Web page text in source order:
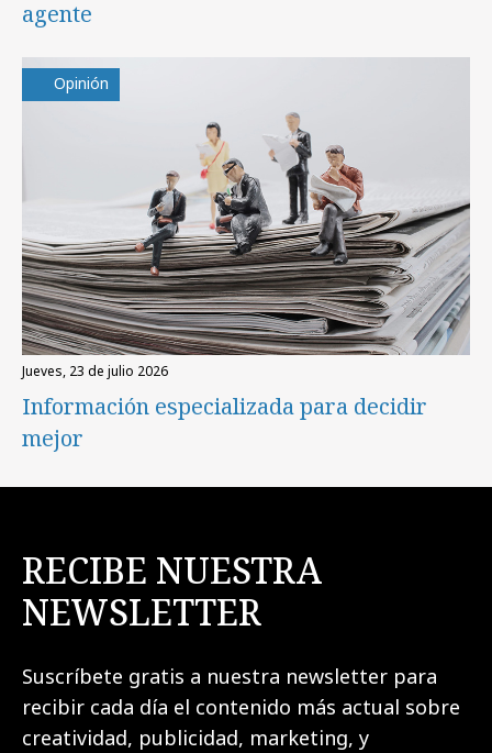
agente
Opinión
jueves, 23 de julio 2026
Información especializada para decidir
mejor
RECIBE NUESTRA
NEWSLETTER
Suscríbete gratis a nuestra newsletter para
recibir cada día el contenido más actual sobre
creatividad, publicidad, marketing, y